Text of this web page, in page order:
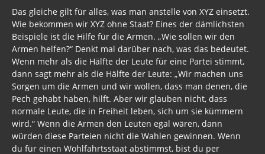
Das gleiche gilt für alles, was man anstelle von XYZ einsetzt.
Wie bekommen wir XYZ ohne Staat? Eines der dämlichsten
Beispiele ist die Hilfe für die Armen. „Wie sollen wir den
Armen helfen?“ Denkt mal darüber nach, was das bedeutet.
Wenn mehr als die Hälfte der Leute für eine Partei stimmt,
dann sagt mehr als die Hälfte der Leute: „Wir machen uns
Sorgen um die Armen und wir wollen, dass man denen, die
Pech gehabt haben, hilft. Aber wir glauben nicht, dass
normale Leute, die in Freiheit leben, sich um sie kümmern
wird.“ Wenn die Armen den Leuten egal wären, dann
würden diese Parteien nicht die Wahlen gewinnen. Wenn
du für einen Wohlfahrtsstaat abstimmst, bist du per